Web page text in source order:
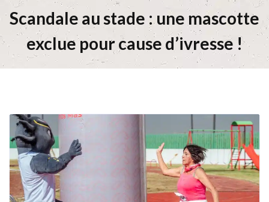
Scandale au stade : une mascotte
exclue pour cause d’ivresse !